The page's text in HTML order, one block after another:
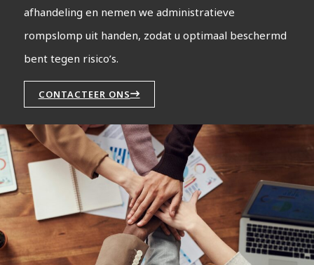
afhandeling en nemen we administratieve
rompslomp uit handen, zodat u optimaal beschermd
bent tegen risico’s.
CONTACTEER ONS